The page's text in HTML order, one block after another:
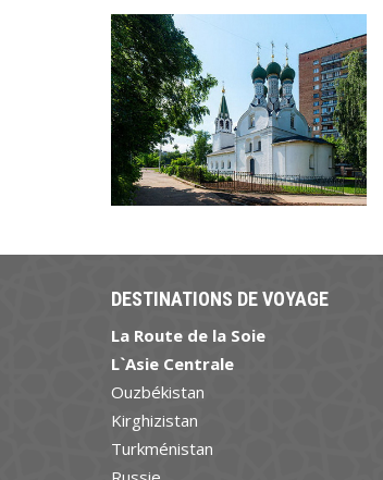
DESTINATIONS DE VOYAGE
La Route de la Soie
L`Asie Centrale
Ouzbékistan
Kirghizistan
Turkménistan